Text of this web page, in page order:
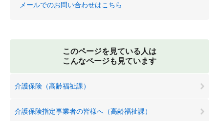
メールでのお問い合わせはこちら
このページを見ている人は
こんなページも見ています
介護保険（高齢福祉課）
介護保険指定事業者の皆様へ（高齢福祉課）